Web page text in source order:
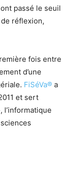
passé le seuil
réflexion,
fois entre
d’une
FiSéVa® a
et sert
l’informatique